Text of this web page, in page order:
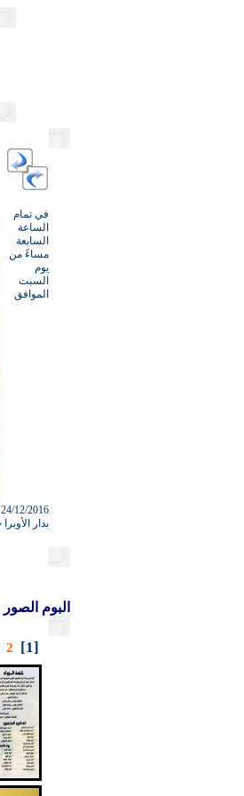
في تمام
الساعة
السابعة
مساءً من
يوم
السبت
الموافق
بدار
البوم الصور
[1]
2